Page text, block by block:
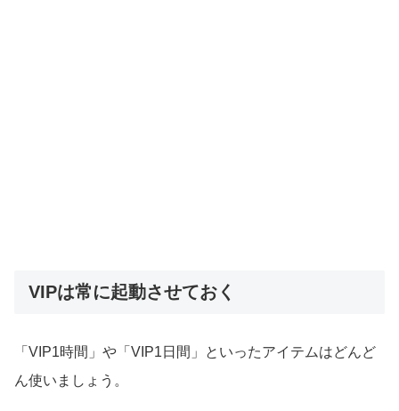
VIPは常に起動させておく
「VIP1時間」や「VIP1日間」といったアイテムはどんど
ん使いましょう。